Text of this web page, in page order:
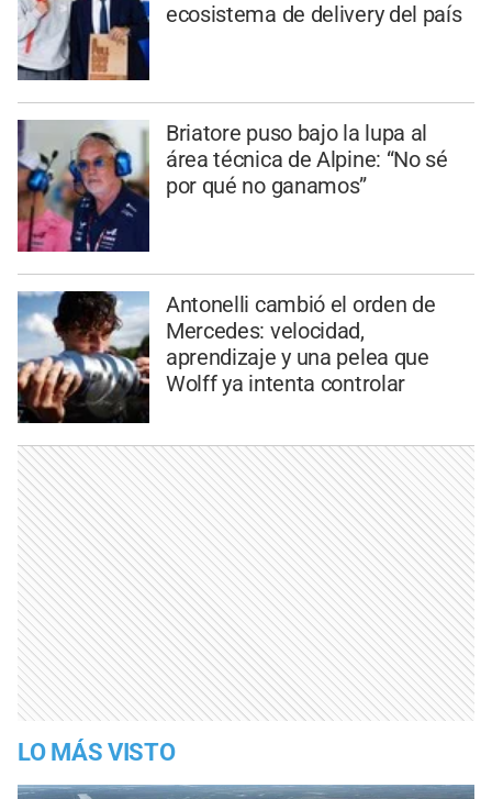
ecosistema de delivery del país
Briatore puso bajo la lupa al
área técnica de Alpine: “No sé
por qué no ganamos”
Antonelli cambió el orden de
Mercedes: velocidad,
aprendizaje y una pelea que
Wolff ya intenta controlar
LO MÁS VISTO